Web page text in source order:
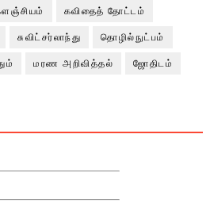
கவிதைத் தோட்டம்
சுவிட்சர்லாந்து தொழில்நுட்பம்
மரண அறிவித்தல் ஜோதிடம்